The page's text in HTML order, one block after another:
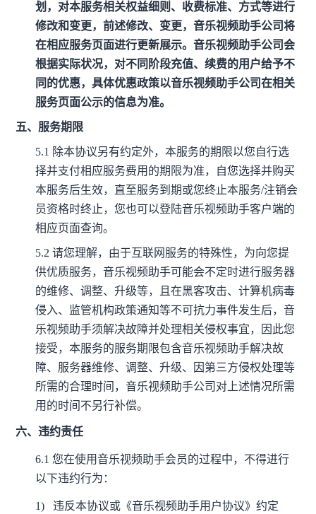
划，对本服务相关权益细则、收费标准、方式等进行
修改和变更，前述修改、变更，音乐视频助手公司将
在相应服务页面进行更新展示。音乐视频助手公司会
根据实际状况，对不同阶段充值、续费的用户给予不
同的优惠，具体优惠政策以音乐视频助手公司在相关
服务页面公示的信息为准。
五、服务期限
5.1 除本协议另有约定外，本服务的期限以您自行选
择并支付相应服务费用的期限为准，自您选择并购买
本服务后生效，直至服务到期或您终止本服务/注销会
员资格时终止，您也可以登陆音乐视频助手客户端的
相应页面查询。
5.2请您理解，由于互联网服务的特殊性，为向您提
供优质服务，音乐视频助手可能会不定时进行服务器
的维修、调整、升级等，且在黑客攻击、计算机病毒
侵入、监管机构政策通知等不可抗力事件发生后，音
乐视频助手须解决故障并处理相关侵权事宜，因此您
接受，本服务的服务期限包含音乐视频助手解决故
障、服务器维修、调整、升级、因第三方侵权处理等
所需的合理时间，音乐视频助手公司对上述情况所需
用的时间不另行补偿。
六、违约责任
6.1您在使用音乐视频助手会员的过程中，不得进行
以下违约行为：
1)
违反本协议或《音乐视频助手用户协议》约定